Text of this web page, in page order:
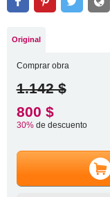
Original
Comprar obra
1.142 $
800 $
30%de descuento